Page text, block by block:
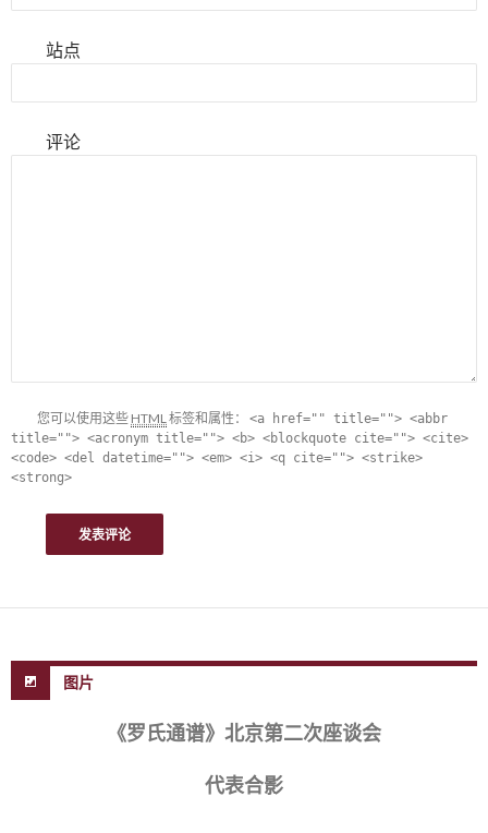
站点
评论
您可以使用这些 HTML标签和属性： <a href="" title=""> <abbr
title=""> <acronym title=""> <b> <blockquote cite=""> <cite>
<code> <del datetime=""> <em> <i> <q cite=""> <strike>
<strong>
图片
《罗氏通谱》北京第二次座谈会
代表合影